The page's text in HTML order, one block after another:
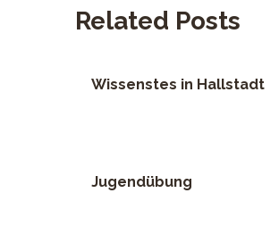
Related Posts
Wissenstes in Hallstadt
Jugendübung